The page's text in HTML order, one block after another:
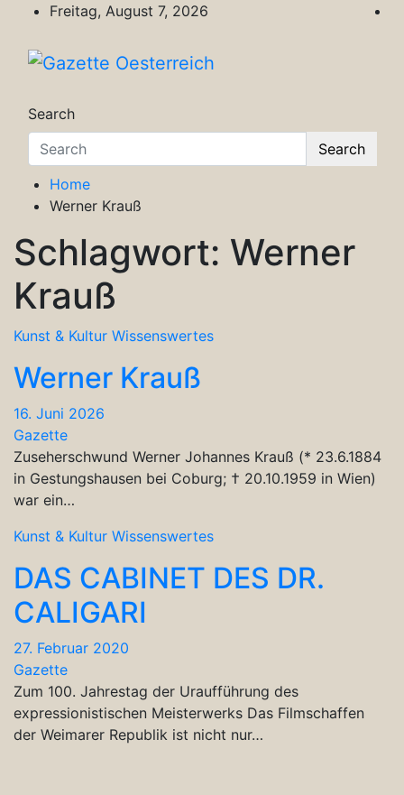
content
Freitag, August 7, 2026
Search
Search
Home
Werner Krauß
Schlagwort: Werner
Krauß
Kunst & Kultur Wissenswertes
Werner Krauß
16. Juni 2026
Gazette
Zuseherschwund Werner Johannes Krauß (* 23.6.1884
in Gestungshausen bei Coburg; † 20.10.1959 in Wien)
war ein…
Kunst & Kultur Wissenswertes
DAS CABINET DES DR.
CALIGARI
27. Februar 2020
Gazette
Zum 100. Jahrestag der Uraufführung des
expressionistischen Meisterwerks Das Filmschaffen
der Weimarer Republik ist nicht nur…